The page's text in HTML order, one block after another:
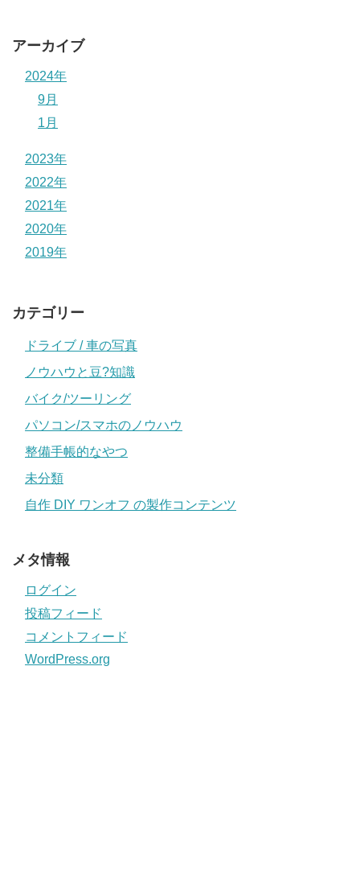
アーカイブ
2024年
9月
1月
2023年
2022年
2021年
2020年
2019年
カテゴリー
ドライブ / 車の写真
ノウハウと豆?知識
バイク/ツーリング
パソコン/スマホのノウハウ
整備手帳的なやつ
未分類
自作 DIY ワンオフ の製作コンテンツ
メタ情報
ログイン
投稿フィード
コメントフィード
WordPress.org